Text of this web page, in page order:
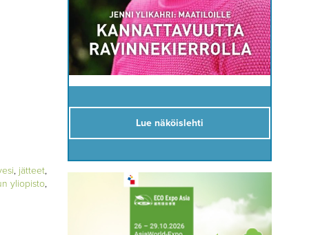
, jätteet,
yliopisto,
Lue näköislehti